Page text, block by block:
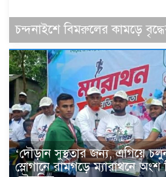
চন্দনাইশে বিমরুলের কামড়ে
‘দৌড়ান সুস্থতার জন্য, এগিয়ে
স্লোগানে রামগড়ে ম্যারাথনে